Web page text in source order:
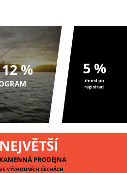
% 5 %
ihned po
registraci
NEJVĚTŠÍ
KAMENNÁ PRODEJNA
VÝCHODNÍCH ČECHÁCH